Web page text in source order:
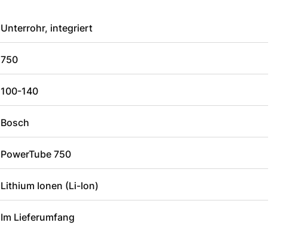
Unterrohr, integriert
750
100-140
Bosch
PowerTube 750
Lithium Ionen (Li-Ion)
Im Lieferumfang